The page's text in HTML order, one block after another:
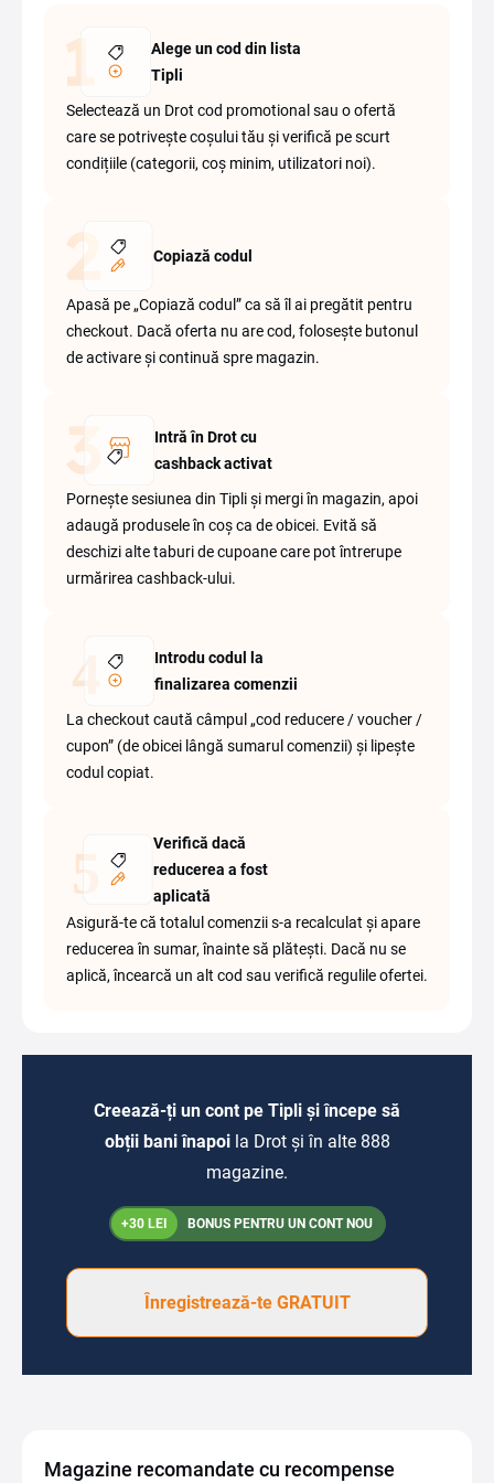
Alege un cod din lista
Tipli
Selectează un Drot cod promotional sau o ofertă
care se potrivește coșului tău și verifică pe scurt
condițiile (categorii, coș minim, utilizatori noi).
Copiază codul
Apasă pe „Copiază codul” ca să îl ai pregătit pentru
checkout. Dacă oferta nu are cod, folosește butonul
de activare și continuă spre magazin.
Intră în Drot cu
cashback activat
Pornește sesiunea din Tipli și mergi în magazin, apoi
adaugă produsele în coș ca de obicei. Evită să
deschizi alte taburi de cupoane care pot întrerupe
urmărirea cashback-ului.
Introdu codul la
finalizarea comenzii
La checkout caută câmpul „cod reducere / voucher /
cupon” (de obicei lângă sumarul comenzii) și lipește
codul copiat.
Verifică dacă
reducerea a fost
aplicată
Asigură-te că totalul comenzii s-a recalculat și apare
reducerea în sumar, înainte să plătești. Dacă nu se
aplică, încearcă un alt cod sau verifică regulile ofertei.
Creează-ți un cont pe Tipli și începe să
obții bani înapoi la Drot și în alte 888
magazine.
+30 LEI BONUS PENTRU UN CONT NOU
Înregistrează-te GRATUIT
Magazine recomandate cu recompense